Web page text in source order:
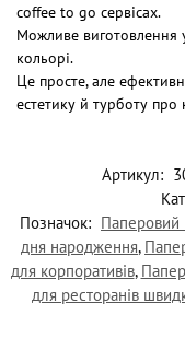
coffee to go сервісах.
Можливе
кольорі.
Це просте, але
естетику й турботу про
Артикул:
Позначок: Паперовий
дня народження,
для корпоративів,
для ресторанів